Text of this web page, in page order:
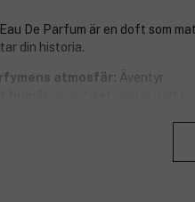
Eau De Parfum är en doft som
din historia.
atmosfär: Äventyr
dig i Frankrike, vandra